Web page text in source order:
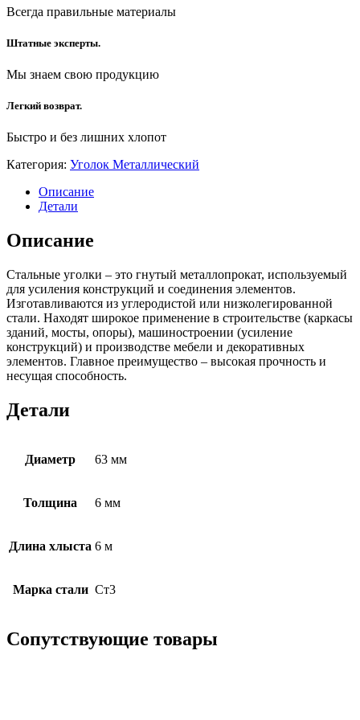
Всегда правильные материалы
Штатные эксперты.
Мы знаем свою продукцию
Легкий возврат.
Быстро и без лишних хлопот
Категория: Уголок Металлический
Описание
Детали
Описание
Стальные уголки – это гнутый металлопрокат, используемый
для усиления конструкций и соединения элементов.
Изготавливаются из углеродистой или низколегированной
стали. Находят широкое применение в строительстве (каркасы
зданий, мосты, опоры), машиностроении (усиление
конструкций) и производстве мебели и декоративных
элементов. Главное преимущество – высокая прочность и
несущая способность.
Детали
Диаметр 63 мм
Толщина 6 мм
Длина хлыста 6 м
Марка стали Ст3
Сопутствующие товары